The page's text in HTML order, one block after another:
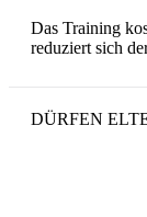
Das Training
reduziert sich
DÜRFEN